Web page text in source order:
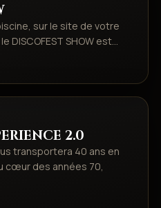
sur le site de votre
SHOW est…
2.0
transportera 40 ans en
cœur des années 70,